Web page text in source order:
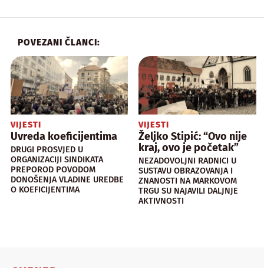
POVEZANI ČLANCI:
VIJESTI
Uvreda koeficijentima
DRUGI PROSVJED U
ORGANIZACIJI SINDIKATA
PREPOROD POVODOM
DONOŠENJA VLADINE UREDBE
O KOEFICIJENTIMA
VIJESTI
Željko Stipić: “Ovo nije
kraj, ovo je početak”
NEZADOVOLJNI RADNICI U
SUSTAVU OBRAZOVANJA I
ZNANOSTI NA MARKOVOM
TRGU SU NAJAVILI DALJNJE
AKTIVNOSTI